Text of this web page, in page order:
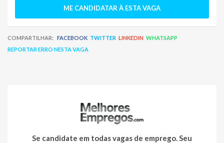
ME CANDIDATAR À ESTA VAGA
COMPARTILHAR: FACEBOOK TWITTER LINKEDIN WHATSAPP
REPORTAR ERRO NESTA VAGA
Se candidate em todas vagas de emprego. Seu